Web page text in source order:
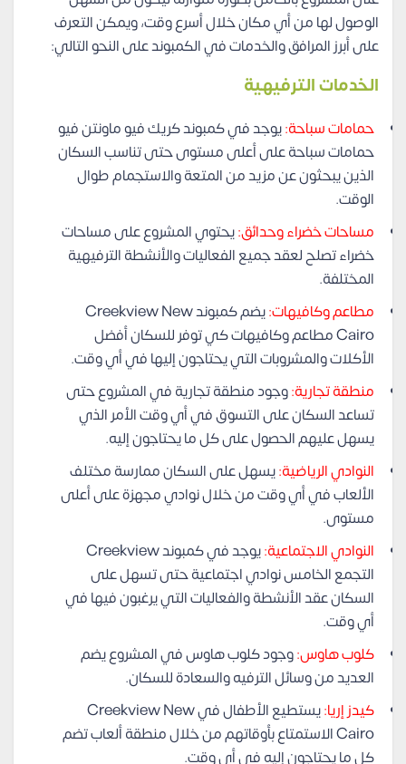
الوصول لها من أي مكان خلال أسرع وقت، ويمكن التعرف
على أبرز المرافق والخدمات في الكمبوند على النحو التالي:
الخدمات الترفيهية
حمامات سباحة:يوجد في كمبوند كريك فيو ماونتن فيو
حمامات سباحة على أعلى مستوى حتى تناسب السكان
الذين يبحثون عن مزيد من المتعة والاستجمام طوال
الوقت.
مساحات خضراء وحدائق:يحتوي المشروع على مساحات
خضراء تصلح لعقد جميع الفعاليات والأنشطة الترفيهية
المختلفة.
مطاعم وكافيهات:
يضم كمبوند Creekview New
Cairo مطاعم وكافيهات كي توفر للسكان أفضل
الأكلات والمشروبات التي يحتاجون إليها في أي وقت.
منطقة تجارية:وجود منطقة تجارية في المشروع حتى
تساعد السكان على التسوق في أي وقت الأمر الذي
يسهل عليهم الحصول على كل ما يحتاجون إليه.
النوادي الرياضية:يسهل على السكان ممارسة مختلف
الألعاب في أي وقت من خلال نوادي مجهزة على أعلى
مستوى.
النوادي الاجتماعية:
يوجد في كمبوند Creekview
التجمع الخامس نوادي اجتماعية حتى تسهل على
السكان عقد الأنشطة والفعاليات التي يرغبون فيها في
أي وقت.
كلوب هاوس:وجود كلوب هاوس في المشروع يضم
العديد من وسائل الترفيه والسعادة للسكان.
كيدز إريا:
يستطيع الأطفال في Creekview New
Cairo الاستمتاع بأوقاتهم من خلال منطقة ألعاب تضم
كل ما يحتاجون إليه في أي وقت.